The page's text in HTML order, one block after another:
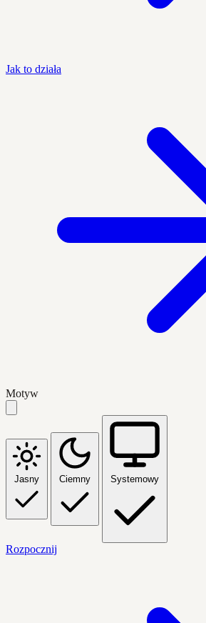
Jak to działa
Motyw
Jasny Ciemny Systemowy
Rozpocznij